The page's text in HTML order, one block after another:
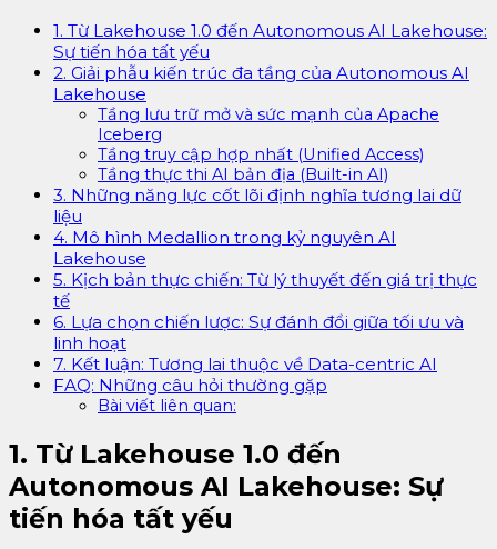
1. Từ Lakehouse 1.0 đến Autonomous AI Lakehouse:
Sự tiến hóa tất yếu
2. Giải phẫu kiến trúc đa tầng của Autonomous AI
Lakehouse
Tầng lưu trữ mở và sức mạnh của Apache
Iceberg
Tầng truy cập hợp nhất (Unified Access)
Tầng thực thi AI bản địa (Built-in AI)
3. Những năng lực cốt lõi định nghĩa tương lai dữ
liệu
4. Mô hình Medallion trong kỷ nguyên AI
Lakehouse
5. Kịch bản thực chiến: Từ lý thuyết đến giá trị thực
tế
6. Lựa chọn chiến lược: Sự đánh đổi giữa tối ưu và
linh hoạt
7. Kết luận: Tương lai thuộc về Data-centric AI
FAQ: Những câu hỏi thường gặp
Bài viết liên quan:
1. Từ Lakehouse 1.0 đến
Autonomous AI Lakehouse: Sự
tiến hóa tất yếu